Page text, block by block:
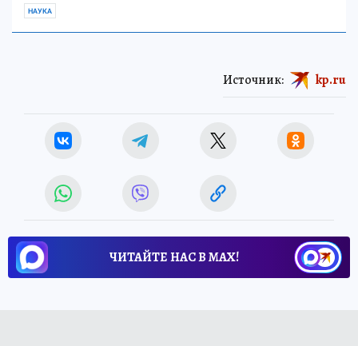
НАУКА
Источник: kp.ru
ЧИТАЙТЕ НАС В МАХ!